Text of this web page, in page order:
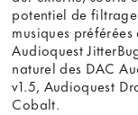
potentiel de
musiques
Audioquest
naturel des DAC
v1.5, Audioquest
Cobalt.